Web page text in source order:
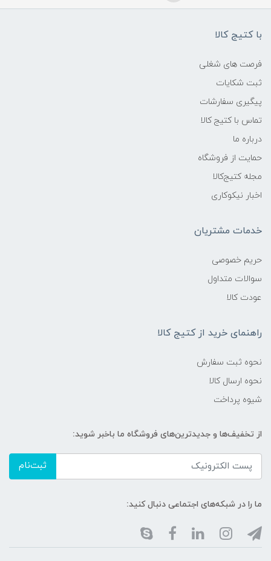
با کتیج کالا
فرصت های شغلی
ثبت شکایات
پیگیری سفارشات
تماس با کتیج کالا
درباره ما
حمایت از فروشگاه
مجله کتیج‌کالا
اخبار نیکوکاری
خدمات مشتریان
حریم خصوصی
سوالات متداول
عودت کالا
راهنمای خرید از کتیج کالا
نحوه ثبت سفارش
نحوه ارسال کالا
شیوه پرداخت
از تخفیف‌ها و جدیدترین‌های فروشگاه ما باخبر شوید:
ثبت‌نام
ما را در شبکه‌های اجتماعی دنبال کنید: